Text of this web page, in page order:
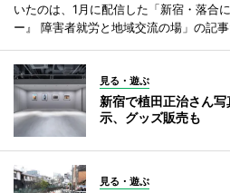
いたのは、1月に配信した「新宿・落合
ー』 障害者就労と地域交流の場」の記事
見る・遊ぶ
新宿で植田正治さん
示、グッズ販売も
見る・遊ぶ